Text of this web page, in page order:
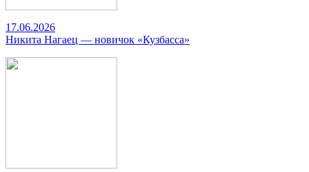
17.06.2026
Никита Нагаец — новичок «Кузбасса»